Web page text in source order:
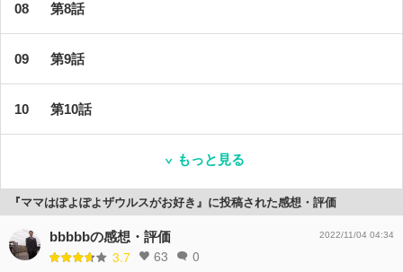
第8話
第9話
第10話
もっと見る
『ママはぽよぽよザウルスがお好き』に投稿された感想・評価
bbbbbの感想・評価
3.7 63 0
2022/11/04 04:34